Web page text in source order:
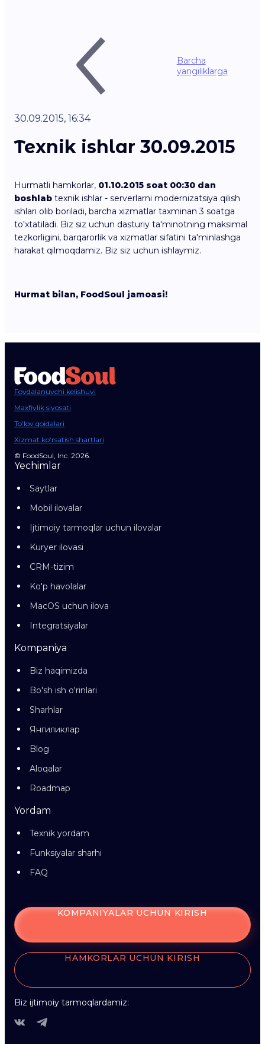
Barcha
yangiliklarga
30.09.2015, 16:34
Texnik ishlar 30.09.2015
Hurmatli hamkorlar, 01.10.2015 soat 00:30 dan
boshlab texnik ishlar - serverlarni modernizatsiya qilish
ishlari olib boriladi, barcha xizmatlar taxminan 3 soatga
to'xtatiladi. Biz siz uchun dasturiy ta'minotning maksimal
tezkorligini, barqarorlik va xizmatlar sifatini ta'minlashga
harakat qilmoqdamiz. Biz siz uchun ishlaymiz.
Hurmat bilan, FoodSoul jamoasi!
Foydalanuvchi kelishuvi
Maxfiylik siyosati
To'lov qoidalari
Xizmat ko‘rsatish shartlari
© FoodSoul, Inc. 2026.
Yechimlar
Saytlar
Mobil ilovalar
Ijtimoiy tarmoqlar uchun ilovalar
Kuryer ilovasi
CRM-tizim
Ko'p havolalar
MacOS uchun ilova
Integratsiyalar
Kompaniya
Biz haqimizda
Bo'sh ish o'rinlari
Sharhlar
Янгиликлар
Blog
Aloqalar
Roadmap
Yordam
Texnik yordam
Funksiyalar sharhi
FAQ
KOMPANIYALAR UCHUN KIRISH
HAMKORLAR UCHUN KIRISH
Biz ijtimoiy tarmoqlardamiz: